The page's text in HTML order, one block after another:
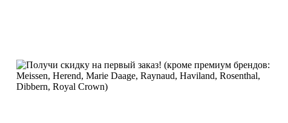
Получи скидку на первый заказ! (кроме премиум брендов:
Meissen, Herend, Marie Daage, Raynaud, Haviland, Rosenthal,
Dibbern, Royal Crown)